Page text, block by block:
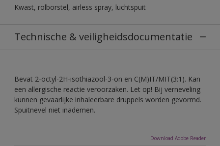
Kwast, rolborstel, airless spray, luchtspuit
Technische & veiligheidsdocumentatie
Bevat 2-octyl-2H-isothiazool-3-on en C(M)IT/MIT(3:1). Kan
een allergische reactie veroorzaken. Let op! Bij verneveling
kunnen gevaarlijke inhaleerbare druppels worden gevormd.
Spuitnevel niet inademen.
Download Adobe Reader